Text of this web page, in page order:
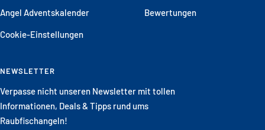
Angel Adventskalender
Cookie-Einstellungen
Bewertungen
NEWSLETTER
Verpasse nicht unseren Newsletter mit tollen
Informationen, Deals & Tipps rund ums
Raubfischangeln!